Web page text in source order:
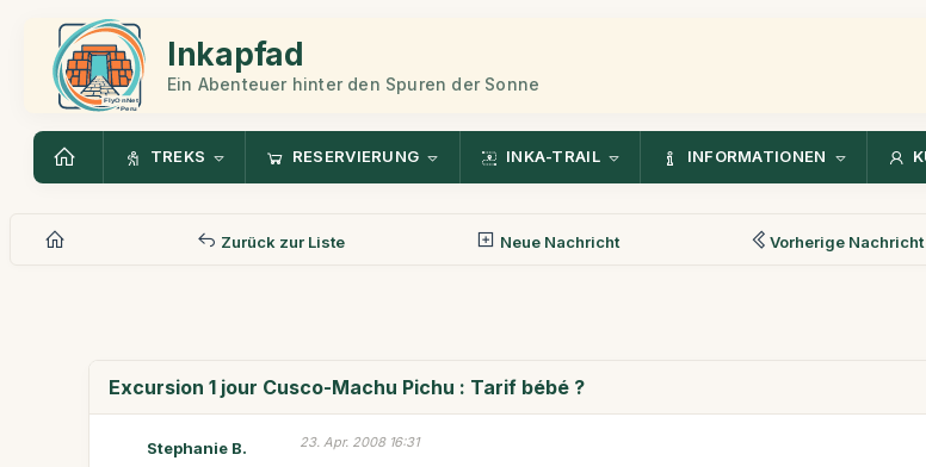
Inkapfad
Ein Abenteuer hinter den Spuren der Sonne
TREKS RESERVIERUNG INKA-TRAIL INFORMATIONEN
Zurück zur Liste Neue Nachricht Vorherige Nachricht
Excursion 1 jour Cusco-Machu Pichu : Tarif bébé ?
Stephanie B. 23. Apr. 2008 16:31